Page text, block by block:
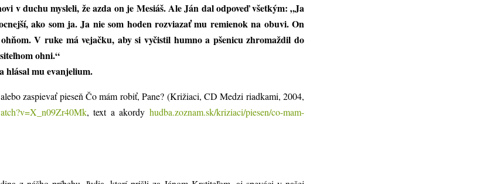
v duchu mysleli, že azda on je Mesiáš. Ale Ján dal odpoveď všetkým: „Ja
ako som ja. Ja nie som hoden rozviazať mu remienok na obuvi. On
V ruke má vejačku, aby si vyčistil humno a pšenicu zhromaždil do
ohni.“
hlásal mu evanjelium.
zaspievať pieseň Čo mám robiť, Pane? (Križiaci, CD Medzi riadkami, 2004,
, text a akordyhudba.zoznam.sk/kriziaci/piesen/co-mam-